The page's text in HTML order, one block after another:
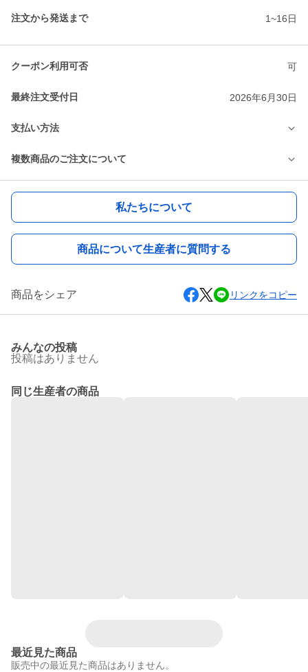
注文から発送まで 1~16日
クーポン利用可否 可
最終注文受付日 2026年6月30日
支払い方法
複数商品のご注文について
私たちについて
商品について生産者に質問する
商品をシェア リンクをコピー
みんなの投稿
投稿はありません
同じ生産者の商品
最近見た商品
販売中の最近見た商品はありません。